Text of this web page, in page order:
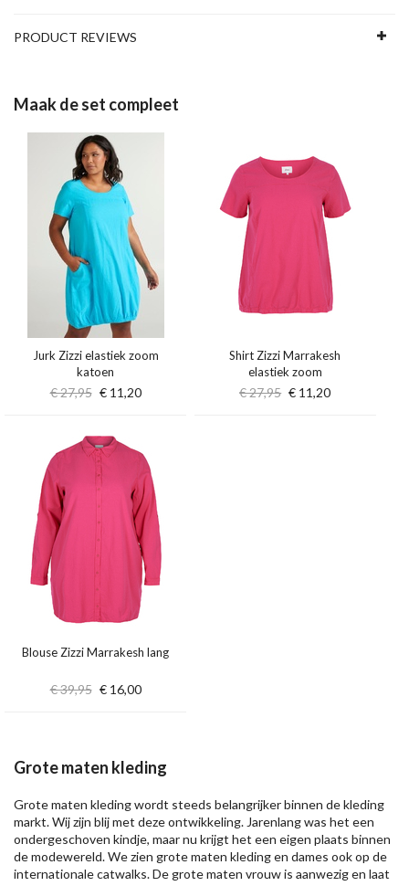
PRODUCT REVIEWS
Maak de set compleet
Jurk Zizzi elastiek zoom
katoen
€ 27,95 € 11,20
Shirt Zizzi Marrakesh
elastiek zoom
€ 27,95 € 11,20
Blouse Zizzi Marrakesh lang
€ 39,95 € 16,00
Grote maten kleding
Grote maten kleding wordt steeds belangrijker binnen de kleding
markt. Wij zijn blij met deze ontwikkeling. Jarenlang was het een
ondergeschoven kindje, maar nu krijgt het een eigen plaats binnen
de modewereld. We zien grote maten kleding en dames ook op de
internationale catwalks. De grote maten vrouw is aanwezig en laat